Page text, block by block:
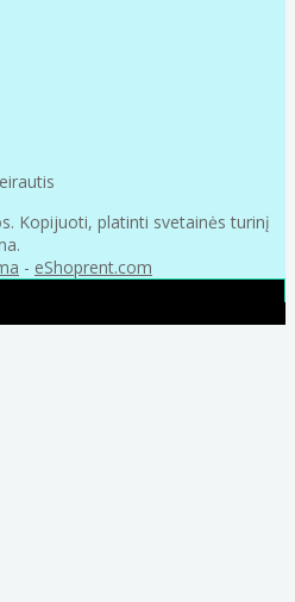
Kopijuoti, platinti svetainės turinį
- eShoprent.com